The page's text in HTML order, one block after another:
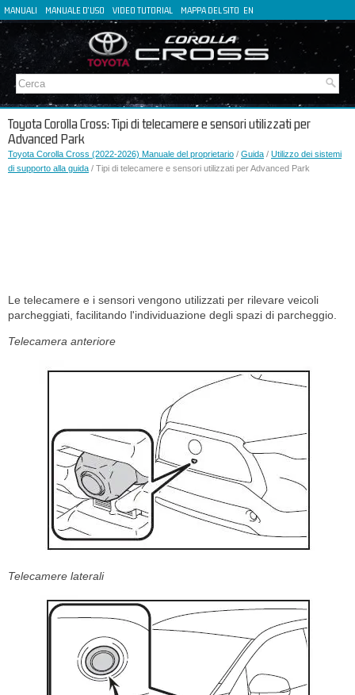
MANUALI MANUALE D'USO VIDEO TUTORIAL MAPPA DEL SITO EN
FR
DE
Toyota Corolla Cross: Tipi di telecamere e sensori utilizzati per
Advanced Park
Toyota Corolla Cross (2022-2026) Manuale del proprietario / Guida / Utilizzo dei sistemi
di supporto alla guida / Tipi di telecamere e sensori utilizzati per Advanced Park
Le telecamere e i sensori vengono utilizzati per rilevare veicoli
parcheggiati, facilitando l'individuazione degli spazi di parcheggio.
Telecamera anteriore
Telecamere laterali